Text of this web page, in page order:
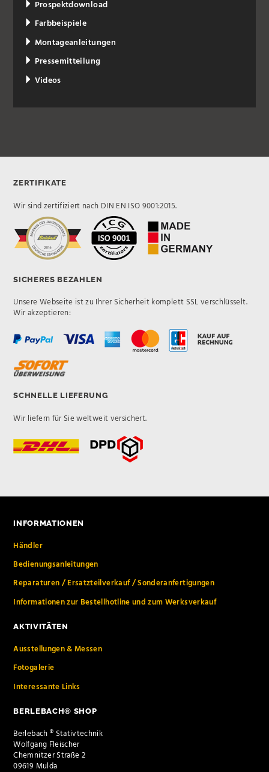
Prospektdownload
Farbbeispiele
Montageanleitungen
Pressemitteilung
Videos
ZERTIFIKATE
Wir sind zertifiziert nach DIN EN ISO 9001:2015.
SICHERES BEZAHLEN
Unsere Webseite ist zu Ihrer Sicherheit komplett SSL verschlüsselt.
Wir akzeptieren:
SCHNELLE LIEFERUNG
Wir liefern für Sie weltweit versichert.
INFORMATIONEN
Händler
Bedienungsanleitungen
Reparaturen / Ersatzteilverkauf / Sonderanfertigungen
Informationen zur Bestellhotline und zum Werksverkauf
AKTIVITÄTEN
Ausstellungen & Messen
Fotogalerie
Interessante Links
BERLEBACH® SHOP
Berlebach ® Stativtechnik
Wolfgang Fleischer
Chemnitzer Straße 2
09619 Mulda